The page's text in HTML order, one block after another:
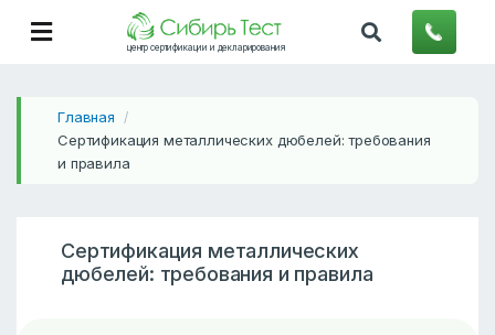
центр сертификации и декларирования
Главная /
Сертификация металлических дюбелей: требования
и правила
Сертификация металлических
дюбелей: требования и правила